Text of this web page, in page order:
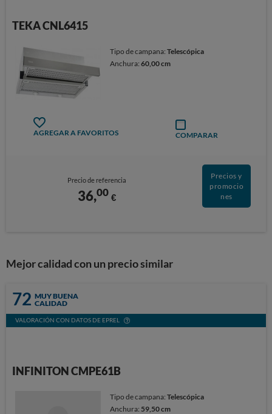
TEKA CNL6415
Tipo de campana:Telescópica
Anchura:60,00 cm
AGREGAR A FAVORITOS COMPARAR
Precio de referencia
36,00 €
Precios y
promocio
nes
Mejor calidad con un precio similar
72 MUY BUENA
CALIDAD
VALORACIÓN CON DATOS DE EPREL
INFINITON CMPE61B
Tipo de campana:Telescópica
Anchura: 59,50 cm